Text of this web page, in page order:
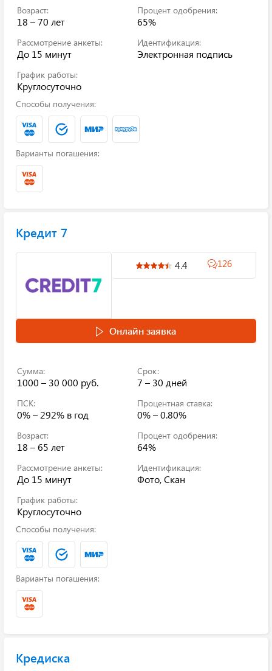
Возраст:
18 – 70 лет
Процент одобрения:
65%
Рассмотрение анкеты:
До 15 минут
Идентификация:
Электронная подпись
График работы:
Круглосуточно
Способы получения:
Варианты погашения:
Кредит 7
4.4 126
Онлайн заявка
Сумма:
1000 – 30 000 руб.
Срок:
7 – 30 дней
ПСК:
0% – 292% в год
Процентная ставка:
0% – 0.80%
Возраст:
18 – 65 лет
Процент одобрения:
64%
Рассмотрение анкеты:
До 15 минут
Идентификация:
Фото, Скан
График работы:
Круглосуточно
Способы получения:
Варианты погашения:
Кредиска